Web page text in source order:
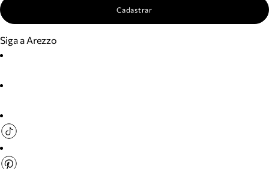
Cadastrar
Siga a Arezzo